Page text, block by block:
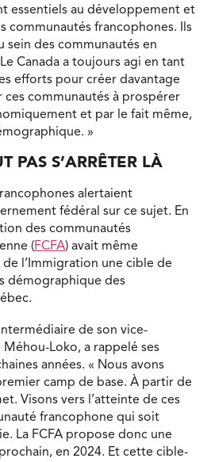
essentiels au développement et
communautés francophones. Ils
sein des communautés en
Canada a toujours agi en tant
efforts pour créer davantage
ces communautés à prospérer
et par le fait même,
»
PAS S’ARRÊTER LÀ
alertaient
fédéral sur ce sujet. En
des communautés
(FCFA) avait même
l’Immigration une cible de
démographique des
de son vice-
Loko, a rappelé ses
années. « Nous avons
camp de base. À partir de
Visons vers l’atteinte de ces
francophone qui soit
La FCFA propose donc une
en 2024. Et cette cible-